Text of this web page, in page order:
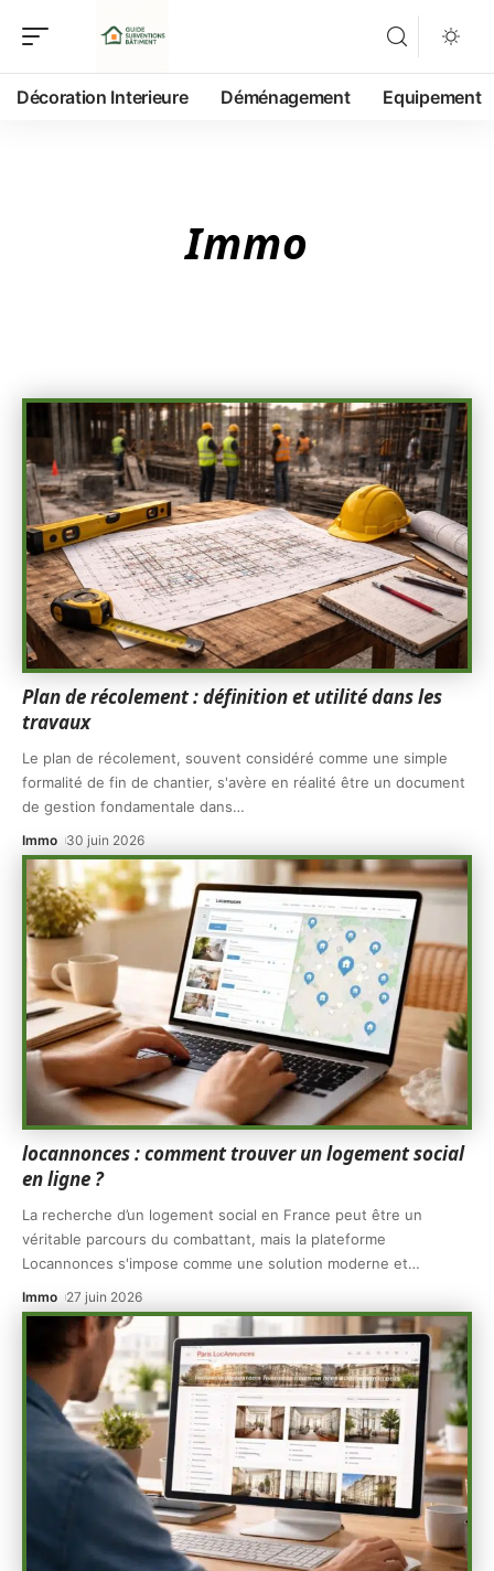
Décoration Interieure Déménagement Equipement
Immo
Plan de récolement : définition et utilité dans les
travaux
Le plan de récolement, souvent considéré comme une simple
formalité de fin de chantier, s'avère en réalité être un document
de gestion fondamentale dans…
Immo 30 juin 2026
locannonces : comment trouver un logement social
en ligne ?
La recherche d’un logement social en France peut être un
véritable parcours du combattant, mais la plateforme
Locannonces s'impose comme une solution moderne et…
Immo 27 juin 2026